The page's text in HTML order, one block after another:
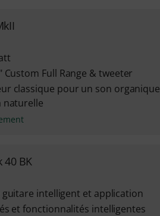
Full Range & tweeter
classique pour un son organique
naturelle
40 BK
intelligent et application
et fonctionnalités intelligentes